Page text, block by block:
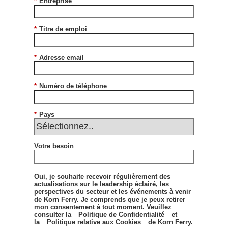
* Titre de emploi
* Adresse email
* Numéro de téléphone
* Pays
Votre besoin
Oui, je souhaite recevoir régulièrement des
actualisations sur le leadership éclairé, les
perspectives du secteur et les événements à venir
de Korn Ferry. Je comprends que je peux retirer
mon consentement à tout moment. Veuillez
consulter la
Politique de Confidentialité
et
la
Politique relative aux Cookies de Korn Ferry.